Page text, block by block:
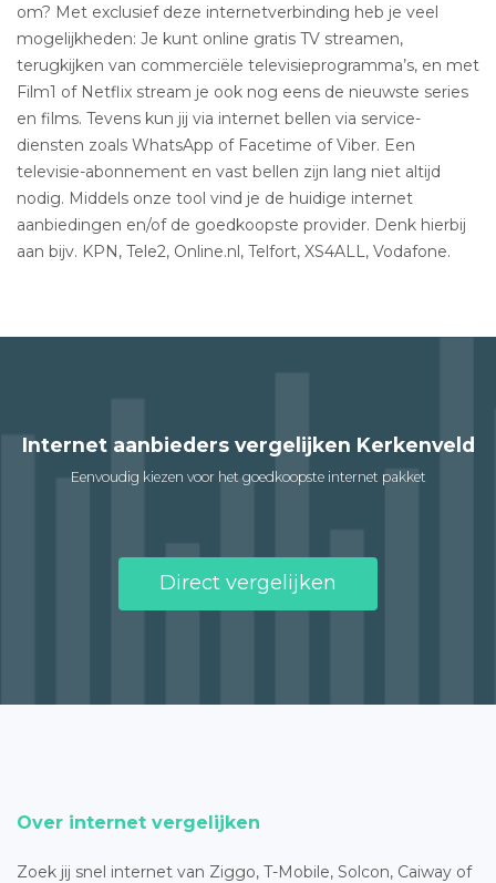
om? Met exclusief deze internetverbinding heb je veel
mogelijkheden: Je kunt online gratis TV streamen,
terugkijken van commerciële televisieprogramma’s, en met
Film1 of Netflix stream je ook nog eens de nieuwste series
en films. Tevens kun jij via internet bellen via service-
diensten zoals WhatsApp of Facetime of Viber. Een
televisie-abonnement en vast bellen zijn lang niet altijd
nodig. Middels onze tool vind je de huidige internet
aanbiedingen en/of de goedkoopste provider. Denk hierbij
aan bijv. KPN, Tele2, Online.nl, Telfort, XS4ALL, Vodafone.
Internet aanbieders vergelijken Kerkenveld
Eenvoudig kiezen voor het goedkoopste internet pakket
Direct vergelijken
Over internet vergelijken
Zoek jij snel internet van Ziggo, T-Mobile, Solcon, Caiway of